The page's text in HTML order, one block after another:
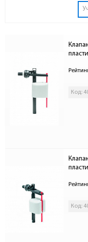
Код:
Код: